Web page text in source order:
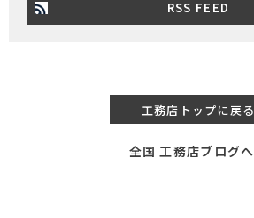
RSS FEED
工務店トップに戻る
全国 工務店ブログへ